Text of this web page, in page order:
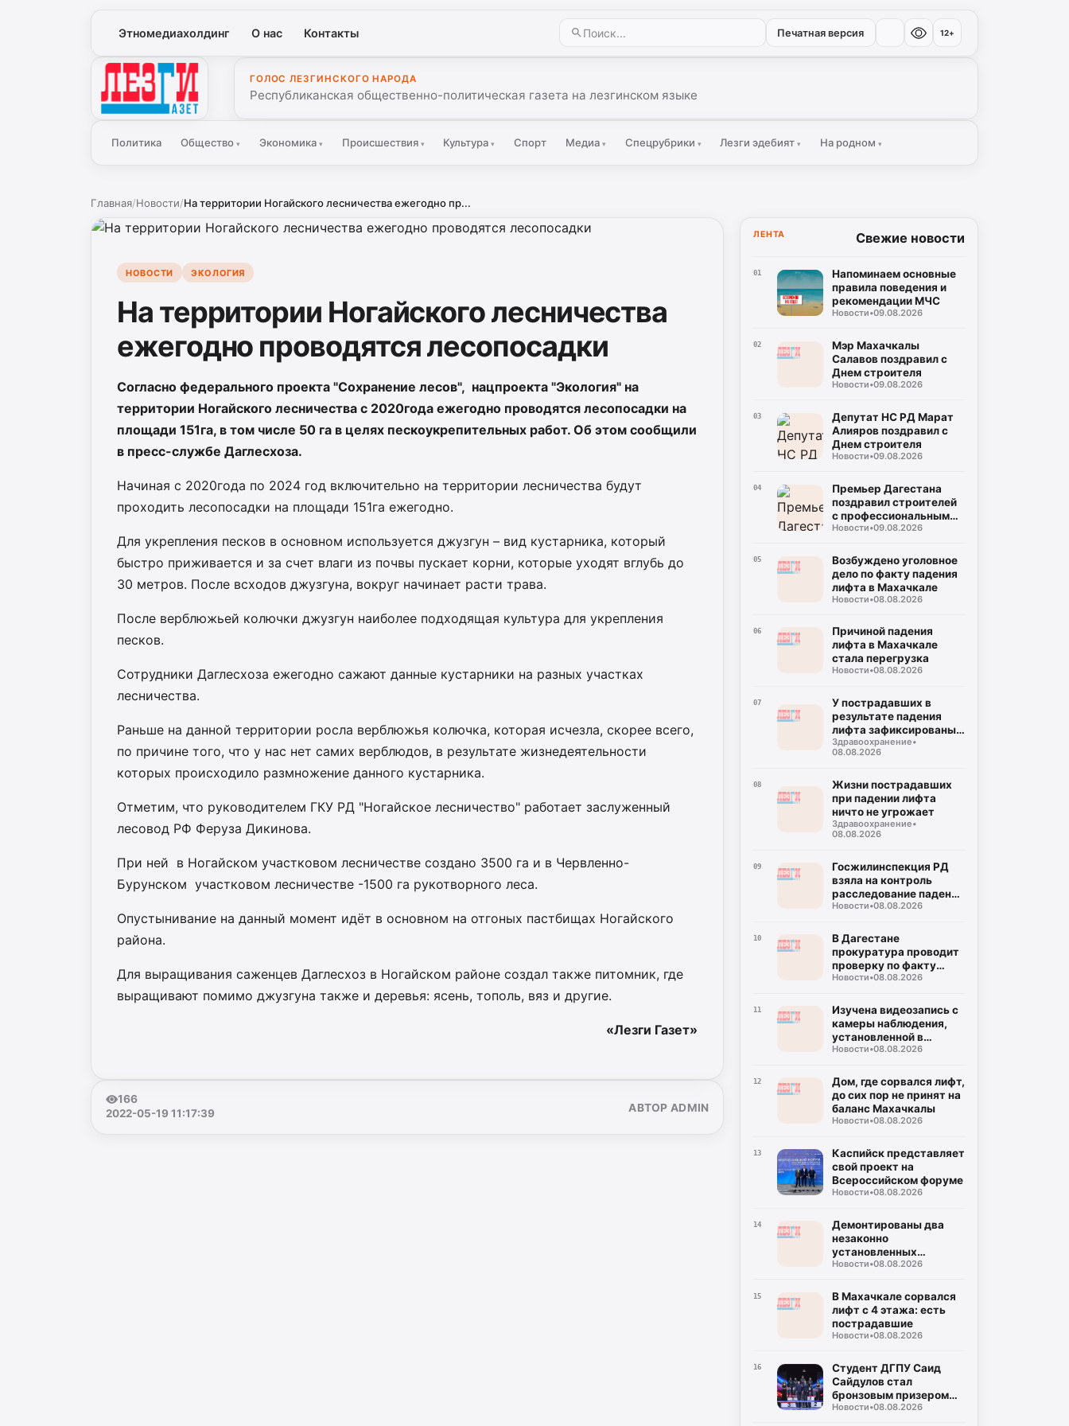
Этномедиахолдинг О нас Контакты Печатная версия 12+
Лезги Газет
ГОЛОС ЛЕЗГИНСКОГО НАРОДА
Республиканская общественно-политическая газета на лезгинском языке
Политика Общество▾ Экономика ▾ Происшествия ▾ Культура▾ Спорт Медиа ▾ Спецрубрики ▾ Лезги эдебият▾ На родном▾
Главная/Новости/На территории Ногайского лесничества ежегодно пр...
НОВОСТИ ЭКОЛОГИЯ
На территории Ногайского лесничества
ежегодно проводятся лесопосадки
Согласно федерального проекта "Сохранение лесов", нацпроекта "Экология" на
территории Ногайского лесничества с 2020года ежегодно проводятся лесопосадки на
площади 151га, в том числе 50 га в целях пескоукрепительных работ. Об этом сообщили
в пресс-службе Даглесхоза.
Начиная с 2020года по 2024 год включительно на территории лесничества будут
проходить лесопосадки на площади 151га ежегодно.
Для укрепления песков в основном используется джузгун – вид кустарника, который
быстро приживается и за счет влаги из почвы пускает корни, которые уходят вглубь до
30 метров. После всходов джузгуна, вокруг начинает расти трава.
После верблюжьей колючки джузгун наиболее подходящая культура для укрепления
песков.
Сотрудники Даглесхоза ежегодно сажают данные кустарники на разных участках
лесничества.
Раньше на данной территории росла верблюжья колючка, которая исчезла, скорее всего,
по причине того, что у нас нет самих верблюдов, в результате жизнедеятельности
которых происходило размножение данного кустарника.
Отметим, что руководителем ГКУ РД "Ногайское лесничество" работает заслуженный
лесовод РФ Феруза Дикинова.
При ней в Ногайском участковом лесничестве создано 3500 га и в Червленно-
Бурунском участковом лесничестве -1500 га рукотворного леса.
Опустынивание на данный момент идёт в основном на отгоных пастбищах Ногайского
района.
Для выращивания саженцев Даглесхоз в Ногайском районе создал также питомник, где
выращивают помимо джузгуна также и деревья: ясень, тополь, вяз и другие.
«Лезги Газет»
166
2022-05-19 11:17:39
АВТОР ADMIN
ЛЕНТА Свежие новости
01
Напоминаем основные
правила поведения и
рекомендации МЧС
Новости•09.08.2026
02
Мэр Махачкалы
Салавов поздравил с
Днем строителя
Новости•09.08.2026
03
Депутат НС РД Марат
Алияров поздравил с
Днем строителя
Новости•09.08.2026
04
Премьер Дагестана
поздравил строителей
с профессиональным
праздником
Новости•09.08.2026
05
Возбуждено уголовное
дело по факту падения
лифта в Махачкале
Новости•08.08.2026
06
Причиной падения
лифта в Махачкале
стала перегрузка
Новости•08.08.2026
07
У пострадавших в
результате падения
лифта зафиксированы
переломы ног
Здравоохранение•
08.08.2026
08
Жизни пострадавших
при падении лифта
ничто не угрожает
Здравоохранение•
08.08.2026
09
Госжилинспекция РД
взяла на контроль
расследование падения
лифта в Махачкале
Новости•08.08.2026
10
В Дагестане
прокуратура проводит
проверку по факту
падения лифта
Новости•08.08.2026
11
Изучена видеозапись с
камеры наблюдения,
установленной в
сорвавшем лифте
Новости•08.08.2026
12
Дом, где сорвался лифт,
до сих пор не принят на
баланс Махачкалы
Новости•08.08.2026
13
Каспийск представляет
свой проект на
Всероссийском форуме
Новости•08.08.2026
14
Демонтированы два
незаконно
установленных
генератора в
Новости•08.08.2026
15
В Махачкале сорвался
лифт с 4 этажа: есть
пострадавшие
Новости•08.08.2026
16
Студент ДГПУ Саид
Сайдулов стал
бронзовым призером
чемпионата России по
Новости•08.08.2026